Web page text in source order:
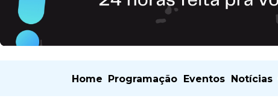
Home Programação Eventos Notícias